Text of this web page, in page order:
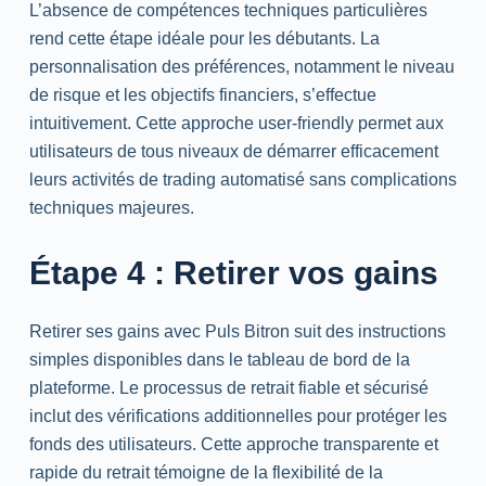
L’absence de compétences techniques particulières
rend cette étape idéale pour les débutants. La
personnalisation des préférences, notamment le niveau
de risque et les objectifs financiers, s’effectue
intuitivement. Cette approche user-friendly permet aux
utilisateurs de tous niveaux de démarrer efficacement
leurs activités de trading automatisé sans complications
techniques majeures.
Étape 4 : Retirer vos gains
Retirer ses gains avec Puls Bitron suit des instructions
simples disponibles dans le tableau de bord de la
plateforme. Le processus de retrait fiable et sécurisé
inclut des vérifications additionnelles pour protéger les
fonds des utilisateurs. Cette approche transparente et
rapide du retrait témoigne de la flexibilité de la